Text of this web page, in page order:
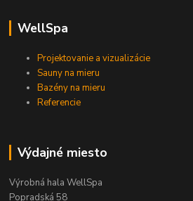
WellSpa
Projektovanie a vizualizácie
Sauny na mieru
Bazény na mieru
Referencie
Výdajné miesto
Výrobná hala WellSpa
Popradská 58